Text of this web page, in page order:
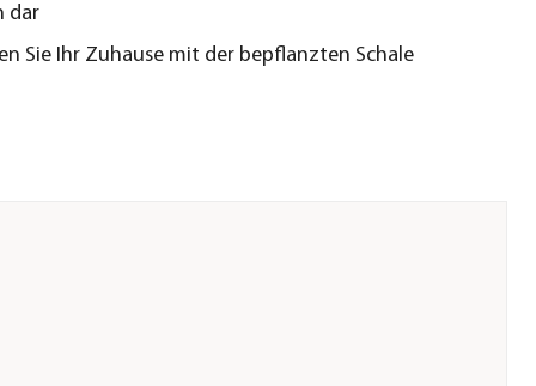
dar
Sie Ihr Zuhause mit der bepflanzten Schale